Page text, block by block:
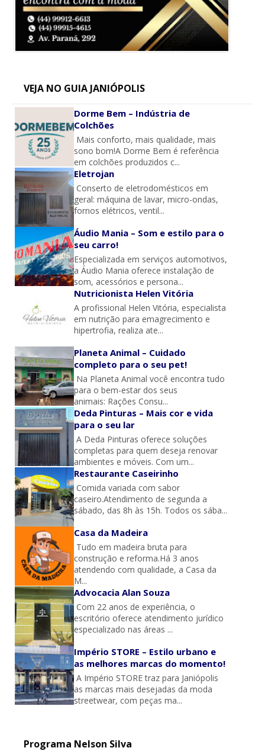
VEJA NO GUIA JANIÓPOLIS
Dorme Bem – Indústria de
Colchões
Mais conforto, mais qualidade, mais
sono bom!A Dorme Bem é referência
em colchões produzidos c...
Eletrojan
Conserto de eletrodomésticos em
geral: máquina de lavar, micro-ondas,
fornos elétricos, ventil...
Áudio Mania – Som e estilo para o
seu carro!
Especializada em serviços automotivos,
a Áudio Mania oferece instalação de
som, acessórios e persona...
Nutricionista Helen Vitória
A profissional Helen Vitória, especialista
em nutrição para emagrecimento e
hipertrofia, realiza ate...
Planeta Animal – Cuidado
completo para o seu pet!
Na Planeta Animal você encontra tudo
para o bem-estar dos seus
animais: Rações Consu...
Deda Pinturas – Mais cor e vida
para o seu lar
A Deda Pinturas oferece soluções
completas para quem deseja renovar
ambientes e móveis. Com um...
Restaurante Caseirinho
Comida variada com sabor
caseiro.Atendimento de segunda a
sábado, das 8h às 15h. Todos os sába...
Casa da Madeira
Tudo em madeira bruta para
construção e reforma.Há 3 anos
atendendo com qualidade, a Casa da
M...
Advocacia Alan Souza
Com 22 anos de experiência, o
escritório oferece atendimento jurídico
especializado nas áreas ...
Império STORE – Estilo urbano e
as melhores marcas do momento!
A Império STORE traz para Janiópolis
as marcas mais desejadas da moda
streetwear, com peças ma...
Programa Nelson Silva